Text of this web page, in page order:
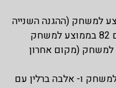
– ולנסיה עם 73.7 בממוצע למשחק (ההגנה השנייה
עם 29.8 בממוצע למשחק (מקום אחרון
עם 16.6 בממוצע למשחק ו- אלבה ברלין עם